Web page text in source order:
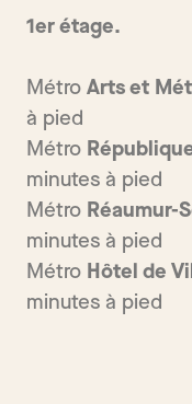
1er étage.
Métro Arts et
à pied
Métro
minutes à pied
Métro Réaumur-
minutes à pied
Métro Hôtel de
minutes à pied